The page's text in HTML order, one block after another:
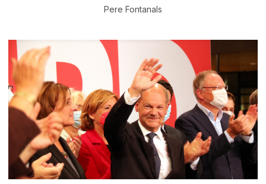
Pere Fontanals